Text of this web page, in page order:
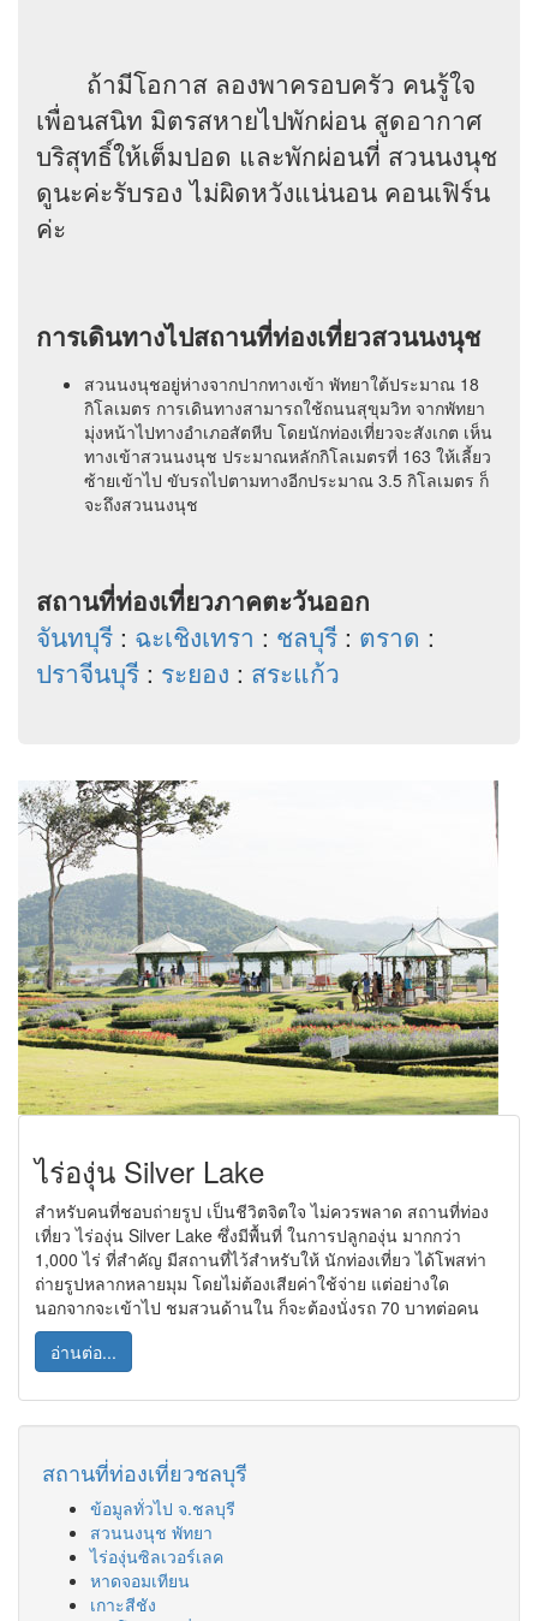
ถ้ามีโอกาส ลองพาครอบครัว คนรู้ใจ
เพื่อนสนิท มิตรสหายไปพักผ่อน สูดอากาศ
บริสุทธิ์ให้เต็มปอด และพักผ่อนที่ สวนนงนุช
ดูนะค่ะรับรอง ไม่ผิดหวังแน่นอน คอนเฟิร์น
ค่ะ
การเดินทางไปสถานที่ท่องเที่ยวสวนนงนุช
สวนนงนุชอยู่ห่างจากปากทางเข้า พัทยาใต้ประมาณ 18
กิโลเมตร การเดินทางสามารถใช้ถนนสุขุมวิท จากพัทยา
มุ่งหน้าไปทางอำเภอสัตหีบ โดยนักท่องเที่ยวจะสังเกต เห็น
ทางเข้าสวนนงนุช ประมาณหลักกิโลเมตรที่ 163 ให้เลี้ยว
ซ้ายเข้าไป ขับรถไปตามทางอีกประมาณ 3.5 กิโลเมตร ก็
จะถึงสวนนงนุช
สถานที่ท่องเที่ยวภาคตะวันออก
จันทบุรี : ฉะเชิงเทรา : ชลบุรี : ตราด :
ปราจีนบุรี : ระยอง : สระแก้ว
ไร่องุ่น Silver Lake
สำหรับคนที่ชอบถ่ายรูป เป็นชีวิตจิตใจ ไม่ควรพลาด สถานที่ท่อง
เที่ยว ไร่องุ่น Silver Lake ซึ่งมีพื้นที่ ในการปลูกองุ่น มากกว่า
1,000 ไร่ ที่สำคัญ มีสถานที่ไว้สำหรับให้ นักท่องเที่ยว ได้โพสท่า
ถ่ายรูปหลากหลายมุม โดยไม่ต้องเสียค่าใช้จ่าย แต่อย่างใด
นอกจากจะเข้าไป ชมสวนด้านใน ก็จะต้องนั่งรถ 70 บาทต่อคน
อ่านต่อ...
สถานที่ท่องเที่ยวชลบุรี
ข้อมูลทั่วไป จ.ชลบุรี
สวนนงนุช พัทยา
ไร่องุ่นซิลเวอร์เลค
หาดจอมเทียน
เกาะสีชัง